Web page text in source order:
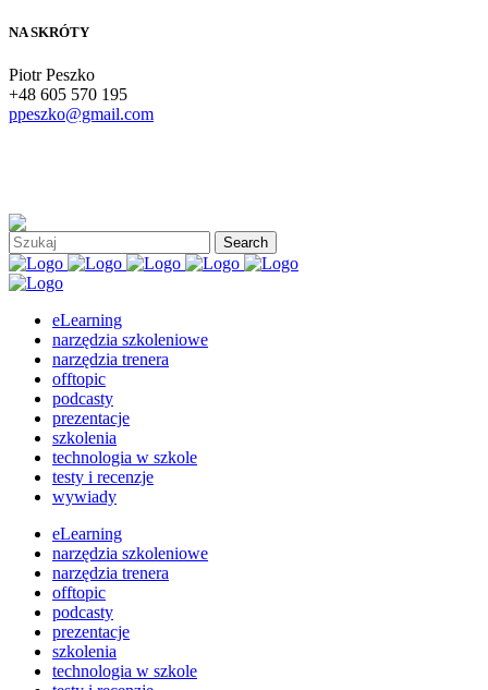
NA SKRÓTY
Piotr Peszko
+48 605 570 195
ppeszko@gmail.com
eLearning
narzędzia szkoleniowe
narzędzia trenera
offtopic
podcasty
prezentacje
szkolenia
technologia w szkole
testy i recenzje
wywiady
eLearning
narzędzia szkoleniowe
narzędzia trenera
offtopic
podcasty
prezentacje
szkolenia
technologia w szkole